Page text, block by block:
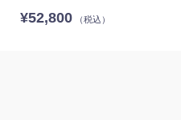
¥52,800（税込）